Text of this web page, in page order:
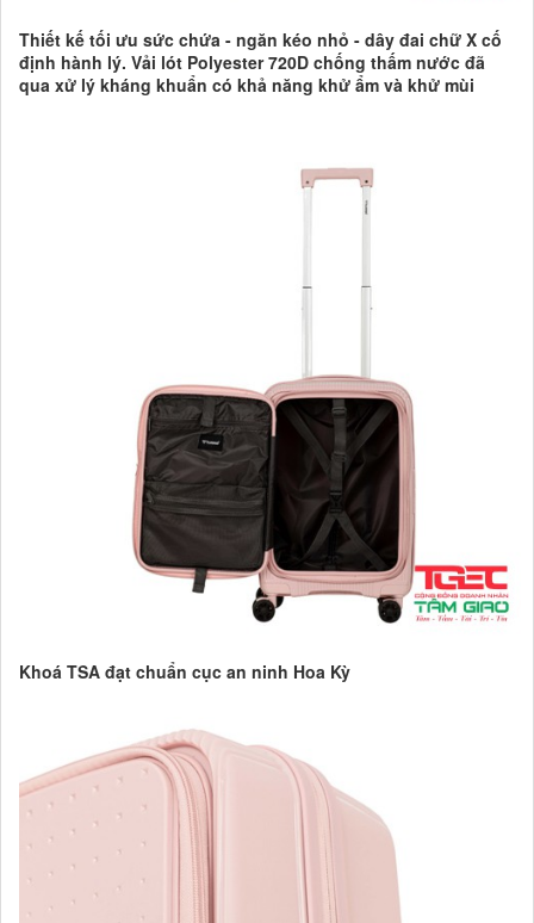
Thiết kế tối ưu sức chứa - ngăn kéo nhỏ - dây đai chữ X cố
định hành lý. Vải lót Polyester 720D chống thấm nước đã
qua xử lý kháng khuẩn có khả năng khử ẩm và khử mùi
Khoá TSA đạt chuẩn cục an ninh Hoa Kỳ